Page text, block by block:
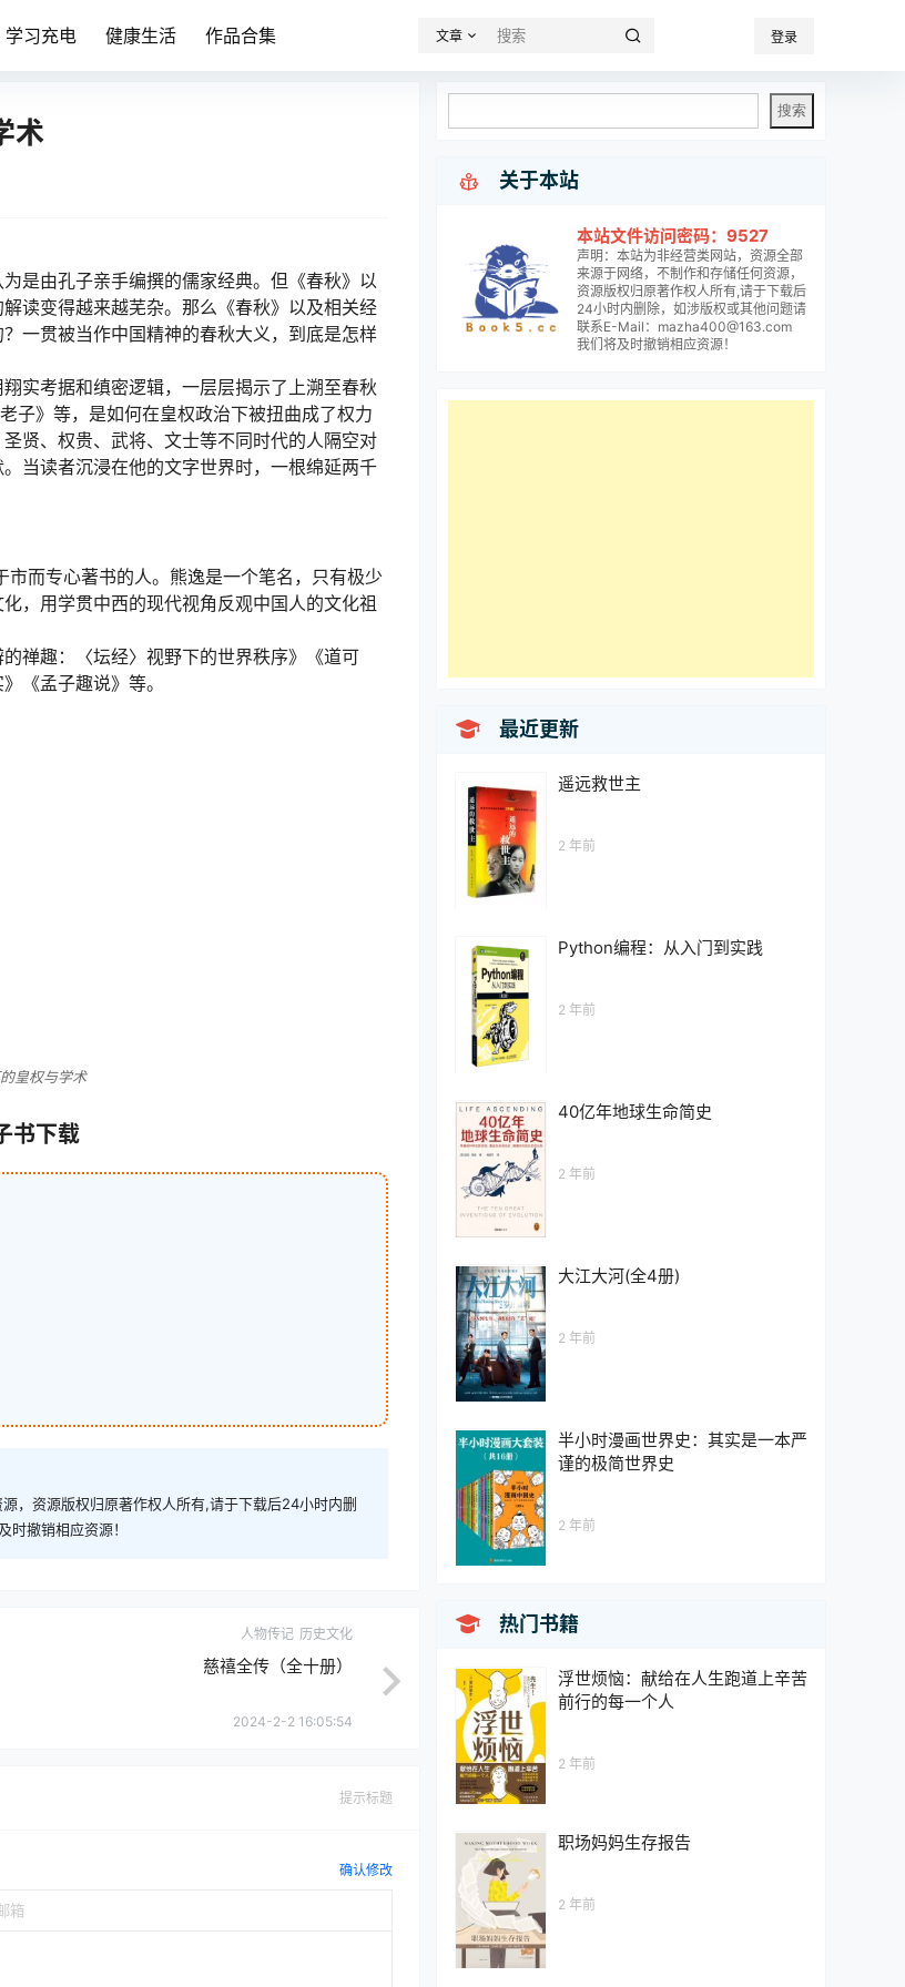
学习充电 健康生活 作品合集 文章 登录
术
是由孔子亲手编撰的儒家经典。但《春秋》以
读变得越来越芜杂。那么《春秋》以及相关经
一贯被当作中国精神的春秋大义，到底是怎样
实考据和缜密逻辑，一层层揭示了上溯至春秋
子》等，是如何在皇权政治下被扭曲成了权力
贤、权贵、武将、文士等不同时代的人隔空对
当读者沉浸在他的文字世界时，一根绵延两千
而专心著书的人。熊逸是一个笔名，只有极少
，用学贯中西的现代视角反观中国人的文化祖
禅趣：〈坛经〉视野下的世界秩序》《道可
《孟子趣说》等。
皇权与学术
书下载
，资源版权归原著作权人所有,请于下载后24小时内删
撤销相应资源！
人物传记 历史文化
慈禧全传（全十册）
2024-2-2 16:05:54
提示标题
确认修改
 关于本站
本站文件访问密码：9527
声明：本站为非经营类网站，资源全部
来源于网络，不制作和存储任何资源，
资源版权归原著作权人所有,请于下载后
24小时内删除，如涉版权或其他问题请
联系E-Mail：mazha400@163.com
我们将及时撤销相应资源！
 最近更新
遥远救世主
2 年前
Python编程：从入门到实践
2 年前
40亿年地球生命简史
2 年前
大江大河(全4册)
2 年前
半小时漫画世界史：其实是一本严
谨的极简世界史
2 年前
 热门书籍
浮世烦恼：献给在人生跑道上辛苦
前行的每一个人
2 年前
职场妈妈生存报告
2 年前